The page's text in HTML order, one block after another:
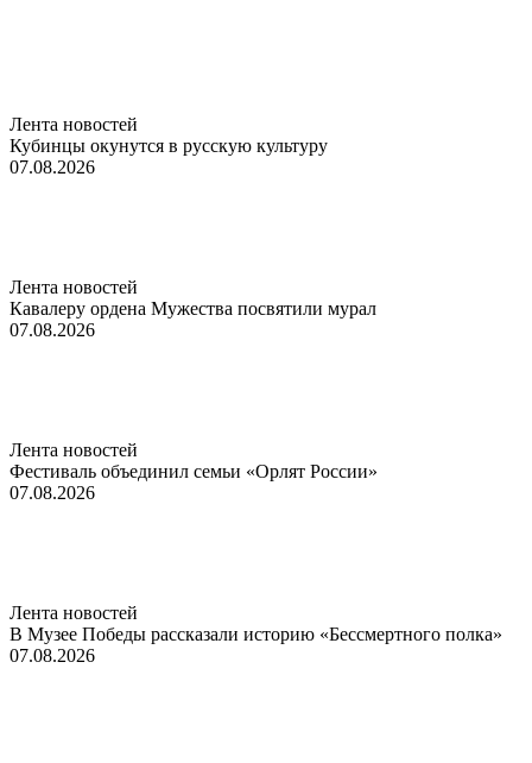
Лента новостей
Кубинцы окунутся в русскую культуру
07.08.2026
Лента новостей
Кавалеру ордена Мужества посвятили мурал
07.08.2026
Лента новостей
Фестиваль объединил семьи «Орлят России»
07.08.2026
Лента новостей
В Музее Победы рассказали историю «Бессмертного полка»
07.08.2026